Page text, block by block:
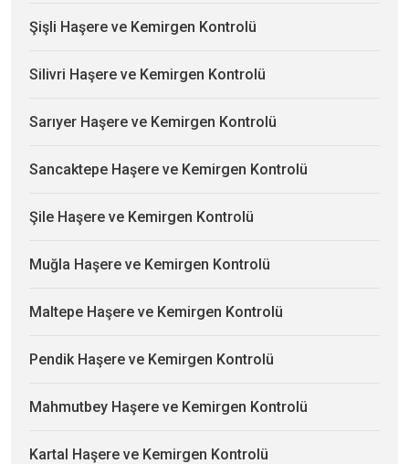
Şişli Haşere ve Kemirgen Kontrolü
Silivri Haşere ve Kemirgen Kontrolü
Sarıyer Haşere ve Kemirgen Kontrolü
Sancaktepe Haşere ve Kemirgen Kontrolü
Şile Haşere ve Kemirgen Kontrolü
Muğla Haşere ve Kemirgen Kontrolü
Maltepe Haşere ve Kemirgen Kontrolü
Pendik Haşere ve Kemirgen Kontrolü
Mahmutbey Haşere ve Kemirgen Kontrolü
Kartal Haşere ve Kemirgen Kontrolü